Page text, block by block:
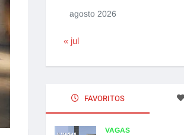
agosto 2026
« jul
FAVORITOS
VAGAS